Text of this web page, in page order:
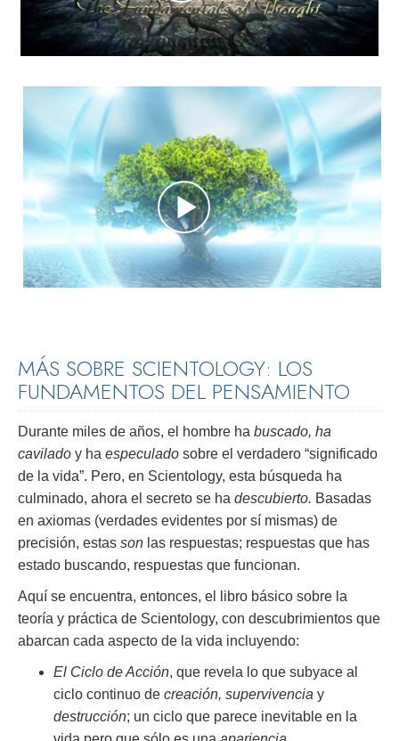
MÁS SOBRE SCIENTOLOGY: LOS
FUNDAMENTOS DEL PENSAMIENTO
Durante miles de años, el hombre ha buscado, ha
cavilado y ha especulado sobre el verdadero “significado
de la vida”. Pero, en Scientology, esta búsqueda ha
culminado, ahora el secreto se ha descubierto. Basadas
en axiomas (verdades evidentes por sí mismas) de
precisión, estas son las respuestas; respuestas que has
estado buscando, respuestas que funcionan.
Aquí se encuentra, entonces, el libro básico sobre la
teoría y práctica de Scientology, con descubrimientos que
abarcan cada aspecto de la vida incluyendo:
El Ciclo de Acción, que revela lo que subyace al
ciclo continuo de creación, supervivencia y
destrucción; un ciclo que parece inevitable en la